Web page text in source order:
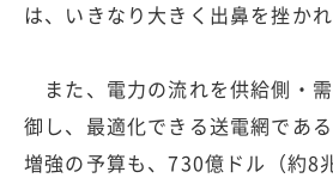
は、いきなり大きく出鼻を挫かれ
また、電力の流れを供給側・
御し、最適化できる送電網であ
増強の予算も、730億ドル（約8